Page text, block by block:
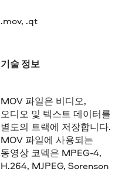
.mov, .qt
기술 정보
MOV 파일은 비디오,
오디오 및 텍스트 데이터를
별도의 트랙에 저장합니다.
MOV 파일에 사용되는
동영상 코덱은 MPEG-4,
H.264, MJPEG, Sorenson